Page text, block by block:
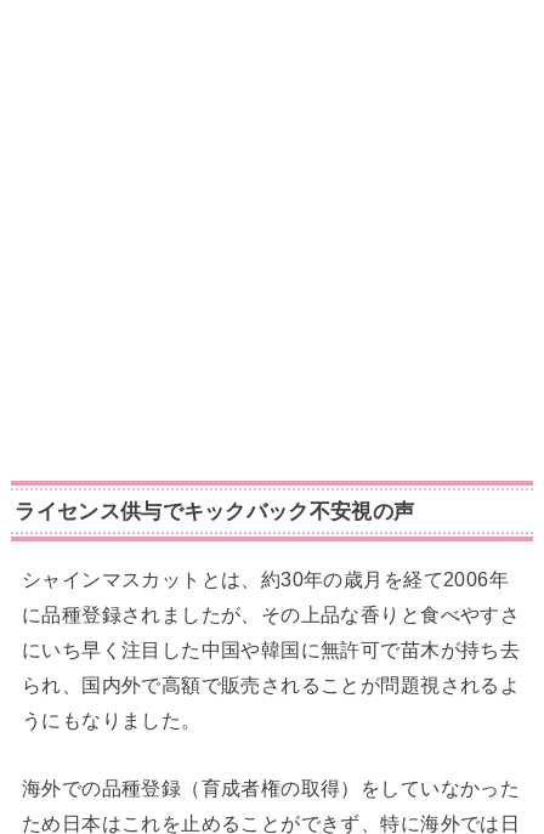
ライセンス供与でキックバック不安視の声
シャインマスカットとは、約30年の歳月を経て2006年
に品種登録されましたが、その上品な香りと食べやすさ
にいち早く注目した中国や韓国に無許可で苗木が持ち去
られ、国内外で高額で販売されることが問題視されるよ
うにもなりました。
海外での品種登録（育成者権の取得）をしていなかった
ため日本はこれを止めることができず、特に海外では日